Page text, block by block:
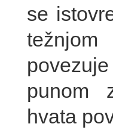
se
težnjom
punom
hvata